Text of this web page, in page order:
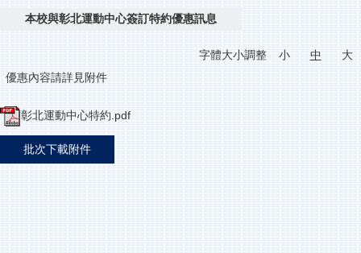
本校與彰北運動中心簽訂特約優惠訊息
字體大小調整 小 中
大
優惠內容請詳見附件
彰北運動中心特約.pdf
批次下載附件